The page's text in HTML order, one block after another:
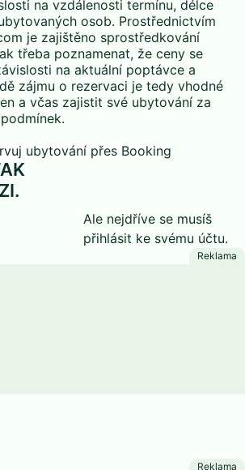
na vzdálenosti termínu, délce
osob. Prostřednictvím
je zajištěno sprostředkování
třeba poznamenat, že ceny se
na aktuální poptávce a
zájmu o rezervaci je tedy vhodné
a včas zajistit své ubytování za
Ale nejdříve se musíš
přihlásit ke svému účtu.